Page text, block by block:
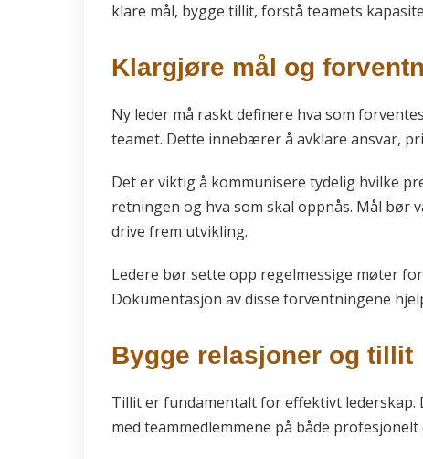
klare mål, bygge tillit, forstå teamets
Klargjøre mål og
Ny leder må raskt definere hva som
teamet. Dette innebærer å avklare ansvar,
Det er viktig å kommunisere tydelig hvilke
retningen og hva som skal oppnås. Mål
drive frem utvikling.
Ledere bør sette opp regelmessige møter
Dokumentasjon av disse forventningene
Bygge relasjoner og tillit
Tillit er fundamentalt for effektivt lederskap.
med teammedlemmene på både